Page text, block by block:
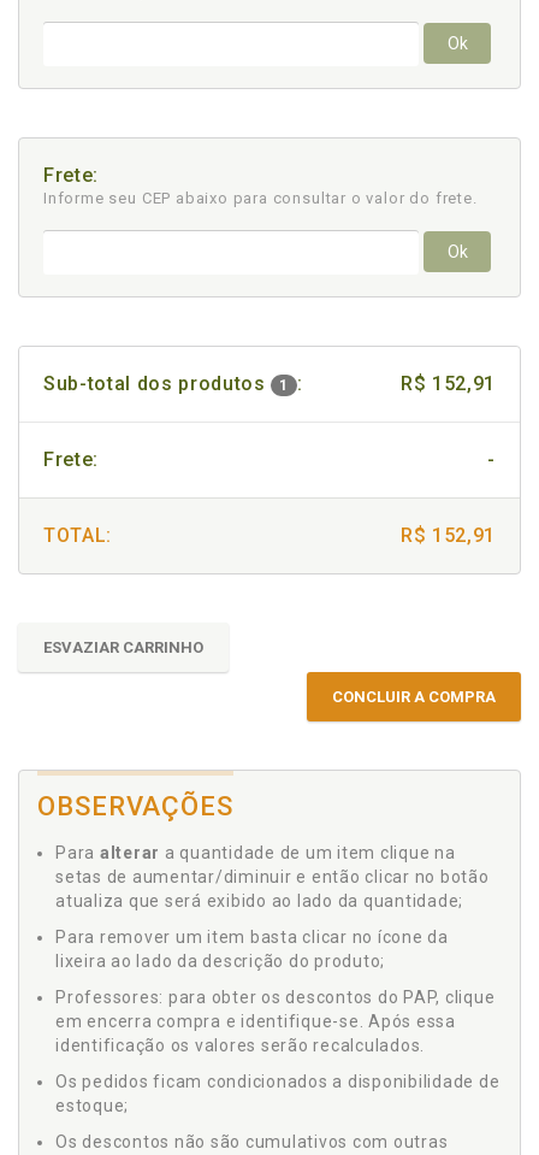
Ok
Frete:
Informe seu CEP abaixo para consultar o valor do frete.
Ok
Sub-total dos produtos 1 : R$ 152,91
Frete: -
TOTAL: R$ 152,91
ESVAZIAR CARRINHO
CONCLUIR A COMPRA
OBSERVAÇÕES
Para alterar a quantidade de um item clique na
setas de aumentar/diminuir e então clicar no botão
atualiza que será exibido ao lado da quantidade;
Para remover um item basta clicar no ícone da
lixeira ao lado da descrição do produto;
Professores: para obter os descontos do PAP, clique
em encerra compra e identifique-se. Após essa
identificação os valores serão recalculados.
Os pedidos ficam condicionados a disponibilidade de
estoque;
Os descontos não são cumulativos com outras